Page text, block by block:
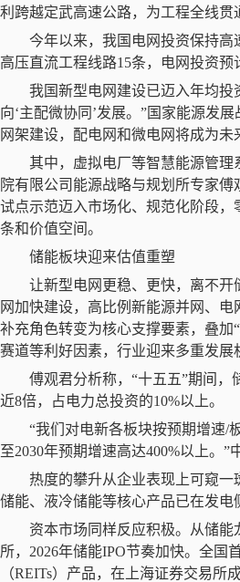
利跨越定武高速公路，为工程全线贯
今年以来，我国电网投资保持
高压直流工程线路15条，电网投资预
我国新型电网建设已迈入年均投
向‘主配微协同’发展。”国家能源发
网架建设，配电网和微电网将成为未
其中，虚拟电厂等智慧能源管
院有限公司能源战略与规划所专家
试点示范迈入市场化、规范化阶段
条和价值空间。
储能板块迎来估值重塑
让新型电网更稳、更快，离不
网加快建设，高比例新能源并网、
补充角色转变为核心支撑要素，叠加
赛道等利好因素，行业迎来多重发展
傅观君分析称， “十五五”期间，
近8倍，占电力总投资的10%以上。
“我们对电新各板块按预期增速/
至2030年预期增速高达400%以上。”
热度的攀升从企业表现上可窥
储能、液冷储能等核心产品已在发
资本市场同样反应积极。从储
所， 2026年储能IPO节奏加快。全国
（REITs）产品，在上海证券交易所